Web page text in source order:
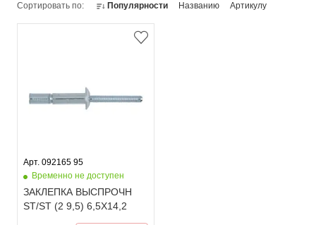
Сортировать по: Популярности Названию Артикулу
Арт. 092165 95
Временно не доступен
ЗАКЛЕПКА ВЫСПРОЧН
ST/ST (2 9,5) 6,5X14,2